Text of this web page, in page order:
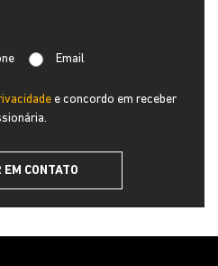
Email
e concordo em receber
EM CONTATO